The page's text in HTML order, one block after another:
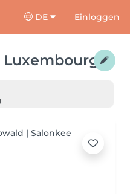
DE Einloggen
Luxembourg